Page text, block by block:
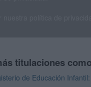
titulaciones
de Educación